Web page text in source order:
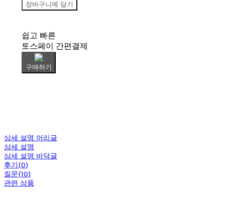
장바구니에 담기
쉽고 빠른
토스페이 간편결제
구매하기
상세 설명 머리글
상세 설명
상세 설명 바닥글
후기(0)
질문(10)
관련 상품